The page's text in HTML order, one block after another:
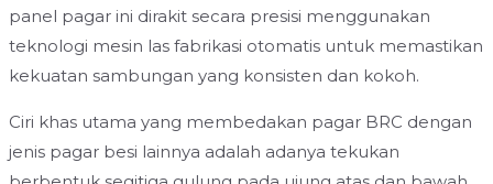
panel pagar ini dirakit secara presisi menggunakan
teknologi mesin las fabrikasi otomatis untuk memastikan
kekuatan sambungan yang konsisten dan kokoh.
Ciri khas utama yang membedakan pagar BRC dengan
jenis pagar besi lainnya adalah adanya tekukan